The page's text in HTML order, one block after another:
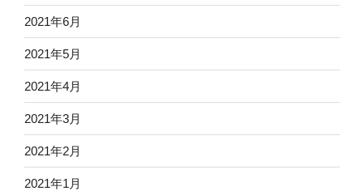
2021年6月
2021年5月
2021年4月
2021年3月
2021年2月
2021年1月